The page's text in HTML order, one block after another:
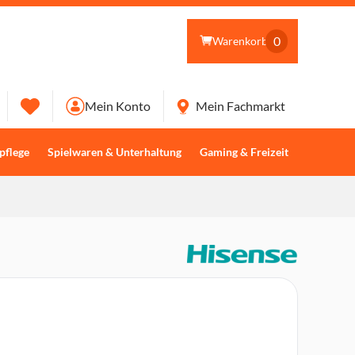
Warenkorb 0
Spielwaren & Unterhaltung Gaming & Freizeit
Mein Konto Mein Fachmarkt